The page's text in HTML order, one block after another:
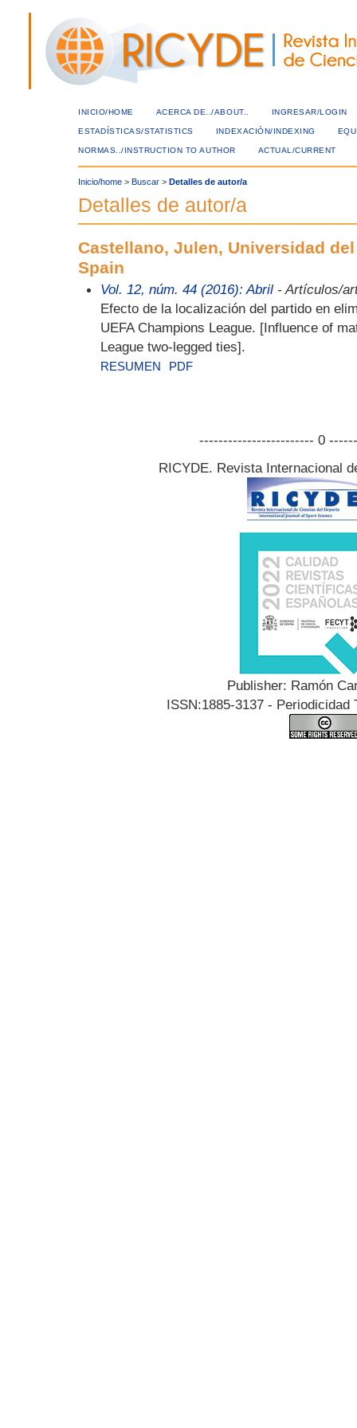
INICIO/HOME ACERCA DE../ABOUT.. INGRESAR/LOGIN
ESTADÍSTICAS/STATISTICS INDEXACIÓN/INDEXING
NORMAS../INSTRUCTION TO AUTHOR ACTUAL/CURRENT
Inicio/home > Buscar > Detalles de autor/a
Detalles de autor/a
Castellano, Julen, Universidad del
Spain
Vol. 12, núm. 44 (2016): Abril - Artículos/
Efecto de la localización del partido en
UEFA Champions League. [Influence of
League two-legged ties].
RESUMEN PDF
------------------------ 0
RICYDE. Revista Internacional
Publisher: Ramón
ISSN:1885-3137 -